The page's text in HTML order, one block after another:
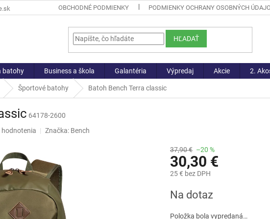
OBCHODNÉ PODMIENKY PODMIENKY OCHRANY OSOBNÝCH
HĽADAŤ
batohy Business a škola Galantéria Výpredaj Akcie 2.
Športové batohy Batoh Bench Terra classic
64178-2600
Značka: Bench
37,90 € –20 %
30,30 €
25 € bez DPH
cena:
Na dotaz
Položka bola vypredaná…